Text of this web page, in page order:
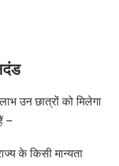
उन छात्रों को मिलेगा
–
के किसी मान्यता